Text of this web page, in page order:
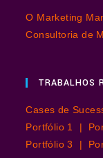
O Marketing
Consultoria de
TRABALHOS
Cases de
Portfólio 1 |
Portfólio 3 |